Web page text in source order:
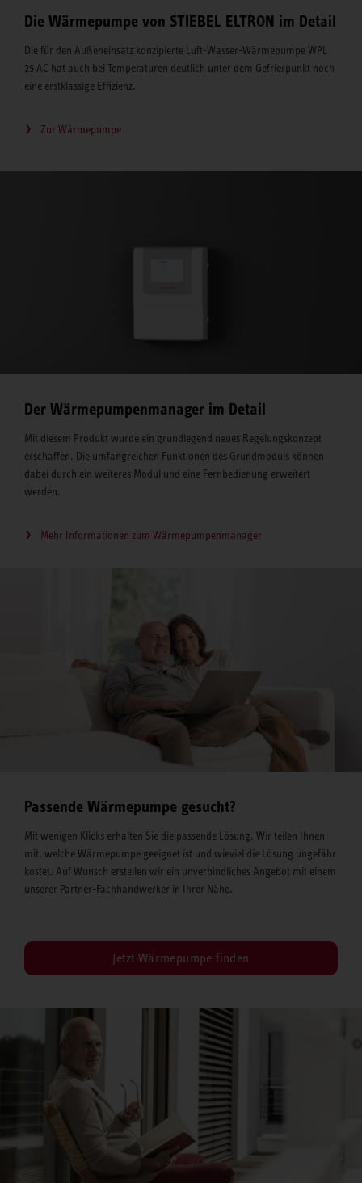
Die Wärmepumpe von STIEBEL ELTRON im Detail
Die für den Außeneinsatz konzipierte Luft-Wasser-Wärmepumpe WPL
25 AC hat auch bei Temperaturen deutlich unter dem Gefrierpunkt noch
eine erstklassige Effizienz.
Zur Wärmepumpe
Der Wärmepumpenmanager im Detail
Mit diesem Produkt wurde ein grundlegend neues Regelungskonzept
erschaffen. Die umfangreichen Funktionen des Grundmoduls können
dabei durch ein weiteres Modul und eine Fernbedienung erweitert
werden.
Mehr Informationen zum Wärmepumpenmanager
Passende Wärmepumpe gesucht?
Mit wenigen Klicks erhalten Sie die passende Lösung. Wir teilen Ihnen
mit, welche Wärmepumpe geeignet ist und wieviel die Lösung ungefähr
kostet. Auf Wunsch erstellen wir ein unverbindliches Angebot mit einem
unserer Partner-Fachhandwerker in Ihrer Nähe.
Jetzt Wärmepumpe finden